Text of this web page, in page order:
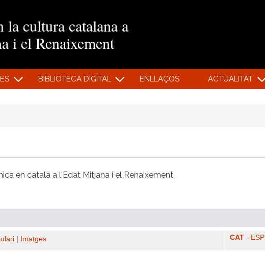
la cultura catalana a
i el Renaixement
BIBLIOTECA DIGITAL ENLLAÇOS ACTUALITAT
en català a l'Edat Mitjana i el Renaixement.
Imatges CAT - ESP